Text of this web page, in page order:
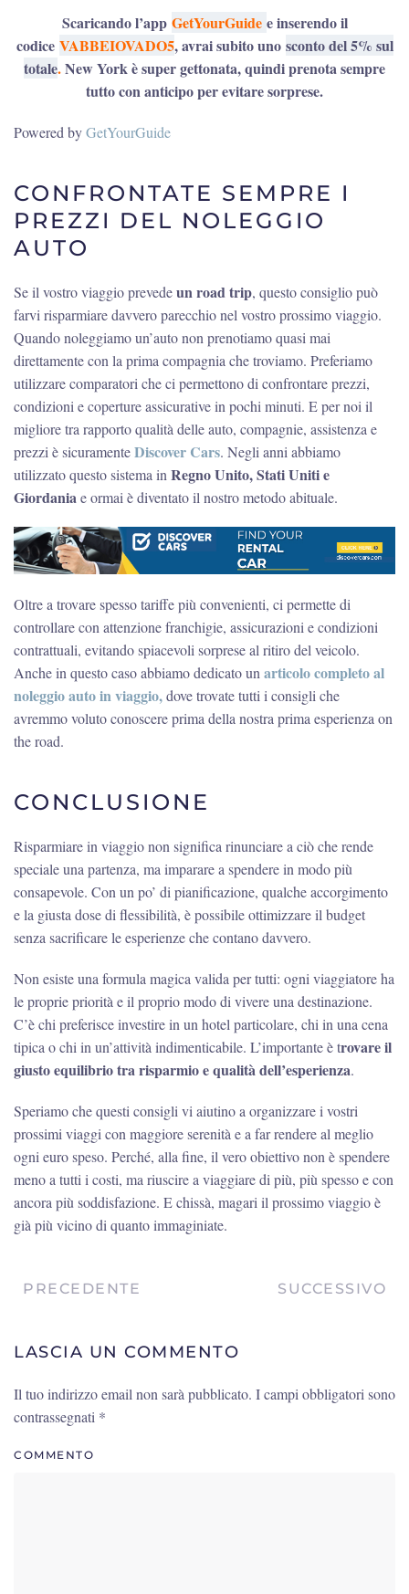
Scaricando l’app GetYourGuide e inserendo il
codice VABBEIOVADO5, avrai subito uno sconto del 5% sul
totale.New York è super gettonata, quindi prenota sempre
tutto con anticipo per evitare sorprese.
Powered byGetYourGuide
CONFRONTATE SEMPRE I
PREZZI DEL NOLEGGIO
AUTO
Se il vostro viaggio prevedeun road trip, questo consiglio può
farvi risparmiare davvero parecchio nel vostro prossimo viaggio.
Quando noleggiamo un’auto non prenotiamo quasi mai
direttamente con la prima compagnia che troviamo. Preferiamo
utilizzare comparatori che ci permettono di confrontare prezzi,
condizioni e coperture assicurative in pochi minuti. E per noi il
migliore tra rapporto qualità delle auto, compagnie, assistenza e
prezzi è sicuramenteDiscover Cars. Negli anni abbiamo
utilizzato questo sistema in Regno Unito, Stati Uniti e
Giordaniae ormai è diventato il nostro metodo abituale.
Oltre a trovare spesso tariffe più convenienti, ci permette di
controllare con attenzione franchigie, assicurazioni e condizioni
contrattuali, evitando spiacevoli sorprese al ritiro del veicolo.
Anche in questo caso abbiamo dedicato un articolo completo al
noleggio auto in viaggio,dove trovate tutti i consigli che
avremmo voluto conoscere prima della nostra prima esperienza on
the road.
CONCLUSIONE
Risparmiare in viaggio non significa rinunciare a ciò che rende
speciale una partenza, ma imparare a spendere in modo più
consapevole. Con un po’ di pianificazione, qualche accorgimento
e la giusta dose di flessibilità, è possibile ottimizzare il budget
senza sacrificare le esperienze che contano davvero.
Non esiste una formula magica valida per tutti: ogni viaggiatore ha
le proprie priorità e il proprio modo di vivere una destinazione.
C’è chi preferisce investire in un hotel particolare, chi in una cena
tipica o chi in un’attività indimenticabile. L’importante è trovare il
giusto equilibrio tra risparmio e qualità dell’esperienza.
Speriamo che questi consigli vi aiutino a organizzare i vostri
prossimi viaggi con maggiore serenità e a far rendere al meglio
ogni euro speso. Perché, alla fine, il vero obiettivo non è spendere
meno a tutti i costi, ma riuscire a viaggiare di più, più spesso e con
ancora più soddisfazione. E chissà, magari il prossimo viaggio è
già più vicino di quanto immaginiate.
PRECEDENTE SUCCESSIVO
LASCIA UN COMMENTO
Il tuo indirizzo email non sarà pubblicato. I campi obbligatori sono
contrassegnati *
COMMENTO